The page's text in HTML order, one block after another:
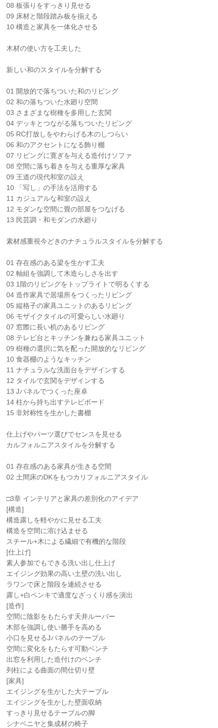
08 板張りをすっきり見せる
09 床材と階段踏み板を揃える
10 構造と家具を一体化させる
木材の使い方を工夫した
新しい和のスタイルを分解する
01 開放的で落ちついた和のリビング
02 和の落ちついた水廻り空間
03 さまざまな樹種を多用した玄関
04 デッキとつながる落ちついたリビング
05 RC打放しをやわらげる木のしつらい
06 和のアクセントになる飾り棚
07 リビングに寛ぎを与える造付けソファ
08 空間に落ち着きを与える重厚な家具
09 王道の現代和室の設え
10 「写し」の手法を活用する
11 カジュアルな和室の設え
12 モダンな空間に畳の部屋をつなげる
13 民芸調・和モダンの水廻り
素材感重視今どきのナチュラルスタイルを分解する
01 存在感のある梁を生かす工夫
02 軸組を強調して木造らしさを出す
03 1階のリビングをトップライトで明るくする
04 造作家具で居場所をつくったリビング
05 縦格子の家具ユニットのあるリビング
06 モザイクタイルの可愛らしい水廻り
07 窓際に長い机のあるリビング
08 テレビ台とキッチンを兼ねる家具ユニット
09 樹種の選択に気を配った開放的なリビング
10 食器棚のようなキッチン
11 ナチュラルな洗面台をデザインする
12 タイルで玄関をデザインする
13 Jパネルでつくった座卓
14 柱から持ち出すテレビボード
15 非対称性を生かした書棚
仕上げやパーツ選びでセンスを見せる
カルフォルニアスタイルを分解する
01 存在感のある家具が生きる空間
02 土間床のDKをもつカリフォルニアスタイル
□3章 インテリアと家具の差別化のアイデア
[構造]
構造露しを軽やかに見せる工夫
構造を空間に溶け込ませる
スチール+木による繊細で有機的な階段
[仕上げ]
素人参加でもできる洗い出し仕上げ
エイジング効果の高い土壁の洗い出し
ラワンで床と階段を連続させる
露し+白ペンキで適度なざっくり感を演出
[造作]
空間に陰影をもたらす天井ルーバー
木部を強調し使い勝手を高める
小口を見せるJパネルのテーブル
空間に変化をもたらす可動ベンチ
出窓を利用した造付けのベンチ
列柱による曲面の間仕切り壁
[家具]
エイジングを生かした大テーブル
エイジングを生かした壁面収納
すっきり見せるテーブルの脚
シナベニヤと集成材の椅子